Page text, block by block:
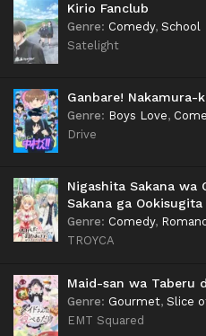
Kirio Fanclub
Genre: Comedy, School
Satelight
Ganbare! Nakamura-
Genre: Boys Love,
Drive
Nigashita Sakana wa
Sakana ga Ookisugita
Genre: Comedy,
TROYCA
Maid-san wa Taberu
Genre: Gourmet, Slice
EMT Squared